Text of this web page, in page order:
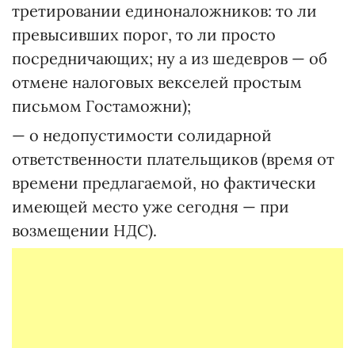
третировании единоналожников: то ли
превысивших порог, то ли просто
посредничающих; ну а из шедевров — об
отмене налоговых векселей простым
письмом Гостаможни);
— о недопустимости солидарной
ответственности плательщиков (время от
времени предлагаемой, но фактически
имеющей место уже сегодня — при
возмещении НДС).